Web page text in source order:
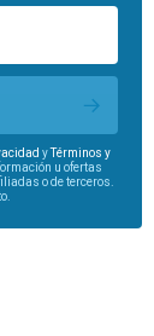
yTérminos y
u ofertas
o de terceros.